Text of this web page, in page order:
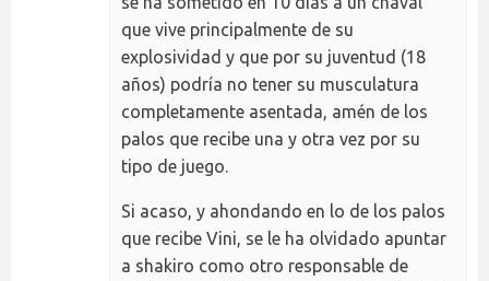
que vive principalmente de su
explosividad y que por su juventud (18
años) podría no tener su musculatura
completamente asentada, amén de los
palos que recibe una y otra vez por su
tipo de juego.
Si acaso, y ahondando en lo de los palos
que recibe Vini, se le ha olvidado apuntar
a shakiro como otro responsable de